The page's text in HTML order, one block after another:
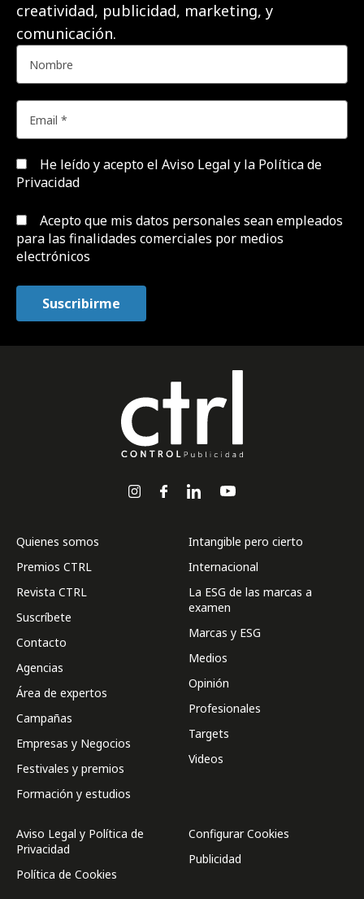
creatividad, publicidad, marketing, y
comunicación.
He leído y acepto el Aviso Legal y la Política de
Privacidad
Acepto que mis datos personales sean empleados
para las finalidades comerciales por medios
electrónicos
Quienes somos
Premios CTRL
Revista CTRL
Suscríbete
Contacto
Agencias
Área de expertos
Campañas
Empresas y Negocios
Festivales y premios
Formación y estudios
Intangible pero cierto
Internacional
La ESG de las marcas a
examen
Marcas y ESG
Medios
Opinión
Profesionales
Targets
Videos
Aviso Legal y Política de
Privacidad
Política de Cookies
Configurar Cookies
Publicidad